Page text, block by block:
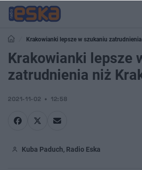
Krakowianki lepsze w szukaniu
Krakowianki lepsze
zatrudnienia niż
2021-11-02 12:58
Kuba Paduch, Radio Eska